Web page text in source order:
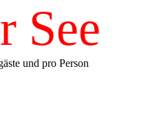
See
und pro Person